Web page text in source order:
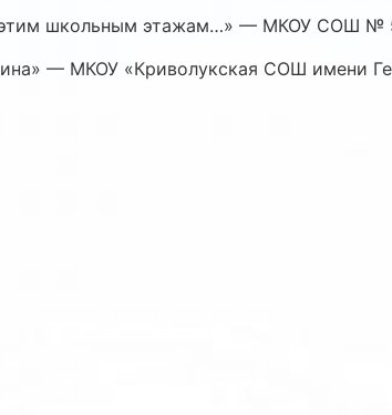
школьным этажам…» — МКОУ СОШ № 5
— МКОУ «Криволукская СОШ имени